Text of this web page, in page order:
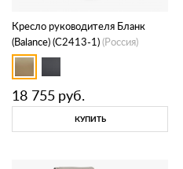
Кресло руководителя Бланк
(Balance) (C2413-1)(Россия)
18 755 руб.
КУПИТЬ